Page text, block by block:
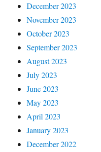
December 2023
November 2023
October 2023
September 2023
August 2023
July 2023
June 2023
May 2023
April 2023
January 2023
December 2022